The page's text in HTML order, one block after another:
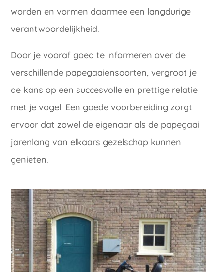
worden en vormen daarmee een langdurige
verantwoordelijkheid.
Door je vooraf goed te informeren over de
verschillende papegaaiensoorten, vergroot je
de kans op een succesvolle en prettige relatie
met je vogel. Een goede voorbereiding zorgt
ervoor dat zowel de eigenaar als de papegaai
jarenlang van elkaars gezelschap kunnen
genieten.